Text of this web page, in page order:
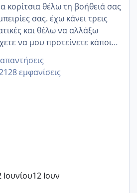
κορίτσια θέλω τη βοήθειά σας
σας. έχω κάνει τρεις
και θέλω να αλλάξω
να μου προτείνετε κάποιον
ευχαριστημένες και είχατε
έκανα στο υγεία με τον
(δεν το εψαξε καθόλου
εμφανίσεις
Ιουνίου12 Ιουν